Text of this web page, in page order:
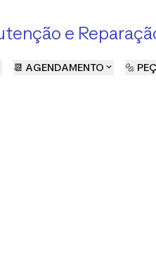
e
📆 AGENDAMENTO 🔩